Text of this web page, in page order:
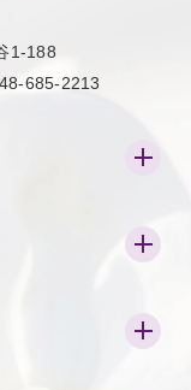
1-188
685-2213